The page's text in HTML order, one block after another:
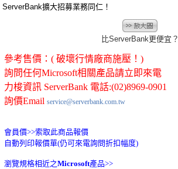
ServerBank擴大招募業務同仁！
比ServerBank更便宜？
參考售價：( 破壞行情廠商施壓！)
詢問任何Microsoft相關產品請立即來電
力梭資訊 ServerBank 電話:(02)8969-0901
詢價Email service@serverbank.com.tw
會員價>>索取此商品報價
自動列印報價單(仍可來電詢問折扣幅度)
瀏覽規格相近之Microsoft產品>>